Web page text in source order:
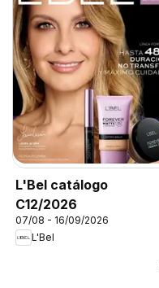
L'Bel catálogo
C12/2026
07/08 - 16/09/2026
L'Bel